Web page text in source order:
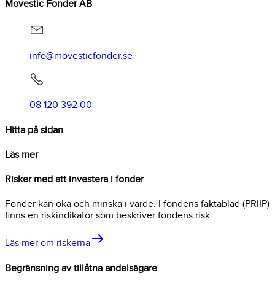
Movestic Fonder AB
info@movesticfonder.se
08 120 392 00
Hitta på sidan
Läs mer
Risker med att investera i fonder
Fonder kan öka och minska i värde. I fondens faktablad (PRIIP)
finns en riskindikator som beskriver fondens risk.
Läs mer om riskerna
Begränsning av tillåtna andelsägare